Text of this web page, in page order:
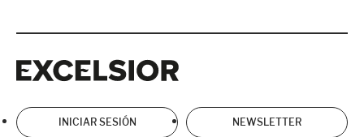
INICIAR SESIÓN NEWSLETTER